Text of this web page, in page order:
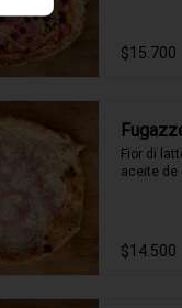
$15.700
Fior di
aceite de
$14.500